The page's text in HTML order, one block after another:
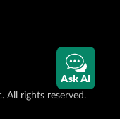
All rights reserved.
Ask AI